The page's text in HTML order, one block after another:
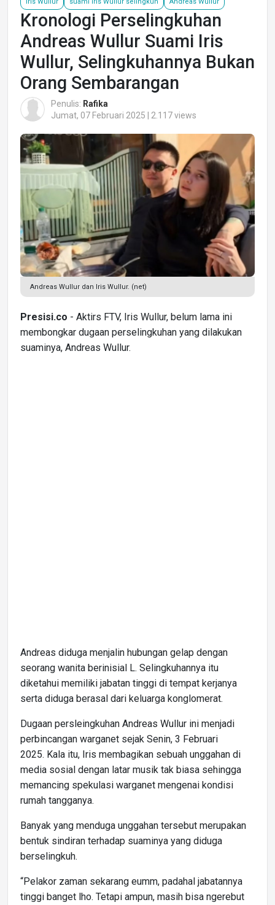
Kronologi Perselingkuhan
Andreas Wullur Suami Iris
Wullur, Selingkuhannya Bukan
Orang Sembarangan
Penulis: Rafika
Jumat, 07 Februari 2025 | 2.117 views
Andreas Wullur dan Iris Wullur. (net)
Presisi.co - Aktirs FTV, Iris Wullur, belum lama ini
membongkar dugaan perselingkuhan yang dilakukan
suaminya, Andreas Wullur.
Andreas diduga menjalin hubungan gelap dengan
seorang wanita berinisial L. Selingkuhannya itu
diketahui memiliki jabatan tinggi di tempat kerjanya
serta diduga berasal dari keluarga konglomerat.
Dugaan persleingkuhan Andreas Wullur ini menjadi
perbincangan warganet sejak Senin, 3 Februari
2025. Kala itu, Iris membagikan sebuah unggahan di
media sosial dengan latar musik tak biasa sehingga
memancing spekulasi warganet mengenai kondisi
rumah tangganya.
Banyak yang menduga unggahan tersebut merupakan
bentuk sindiran terhadap suaminya yang diduga
berselingkuh.
“Pelakor zaman sekarang eumm, padahal jabatannya
tinggi banget lho. Tetapi ampun, masih bisa ngerebut